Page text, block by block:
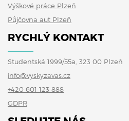
Výškové práce Plzeň
Půjčovna aut Plzeň
RYCHLÝ KONTAKT
Studentská 1999/55a, 323 00 Plzeň
info@vyskyzavas.cz
+420 601 123 888
GDPR